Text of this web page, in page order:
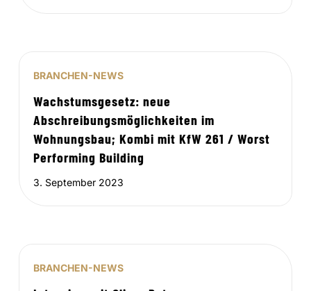
BRANCHEN-NEWS
Wachstumsgesetz: neue
Abschreibungsmöglichkeiten im
Wohnungsbau; Kombi mit KfW 261 / Worst
Performing Building
3. September 2023
BRANCHEN-NEWS